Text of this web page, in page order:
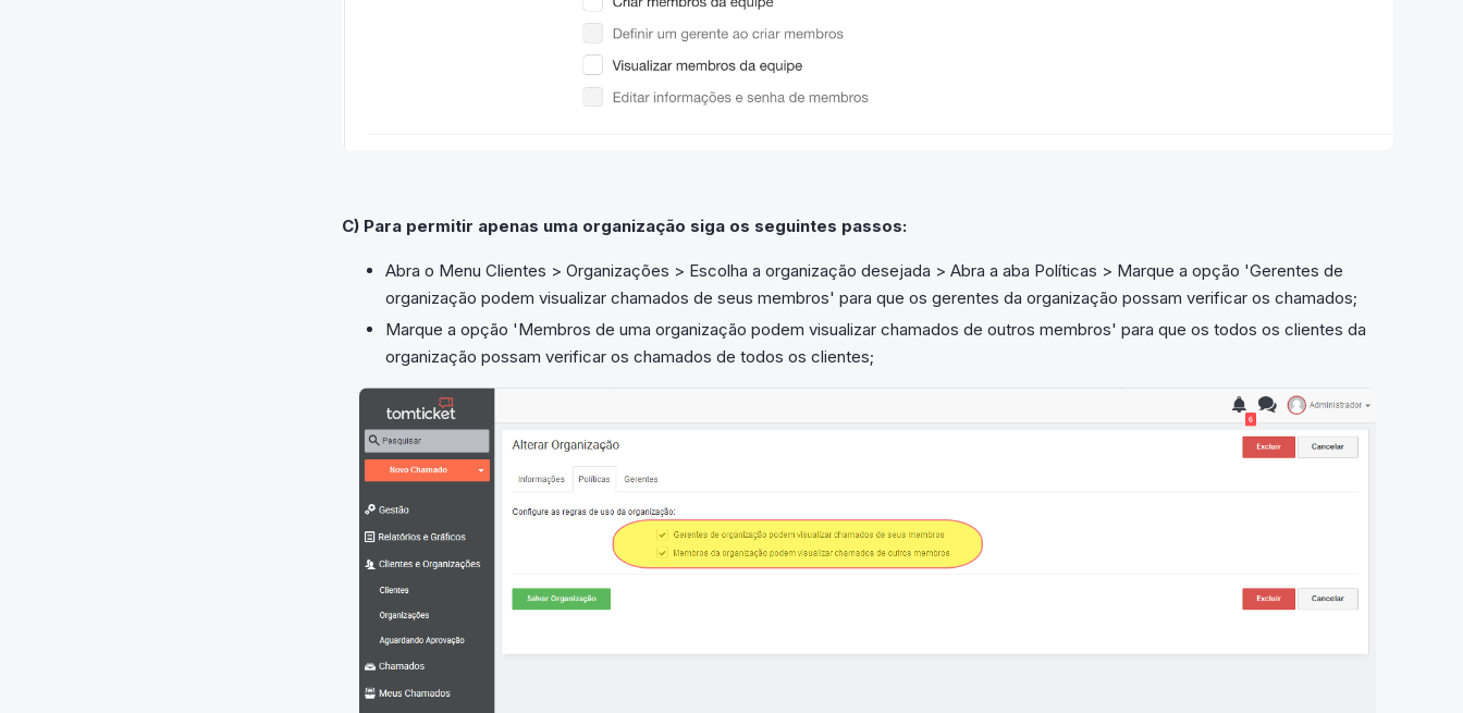
C) Para permitir apenas uma organização siga os seguintes passos:
Abra o Menu Clientes > Organizações > Escolha a organização desejada > Abra a aba Políticas > Marque a opção 'Gerentes de
organização podem visualizar chamados de seus membros' para que os gerentes da organização possam verificar os chamados;
Marque a opção 'Membros de uma organização podem visualizar chamados de outros membros' para que os todos os clientes da
organização possam verificar os chamados de todos os clientes;